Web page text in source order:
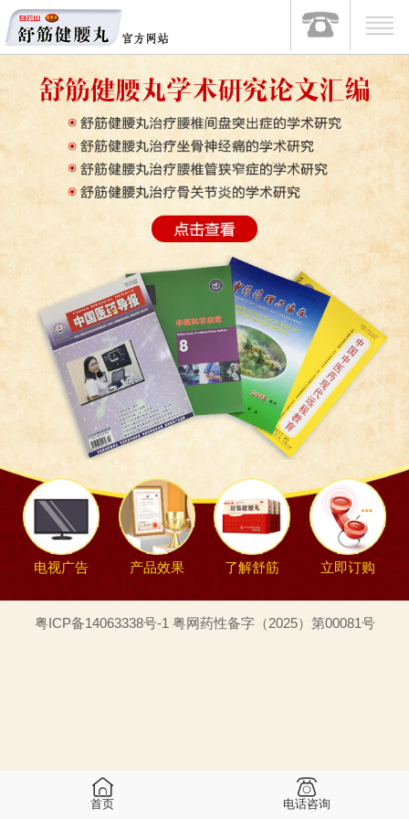
电视广告 产品效果 了解舒筋 立即订购
粤ICP备14063338号-1 粤网药性备字（2025）第00081号
首页 电话咨询